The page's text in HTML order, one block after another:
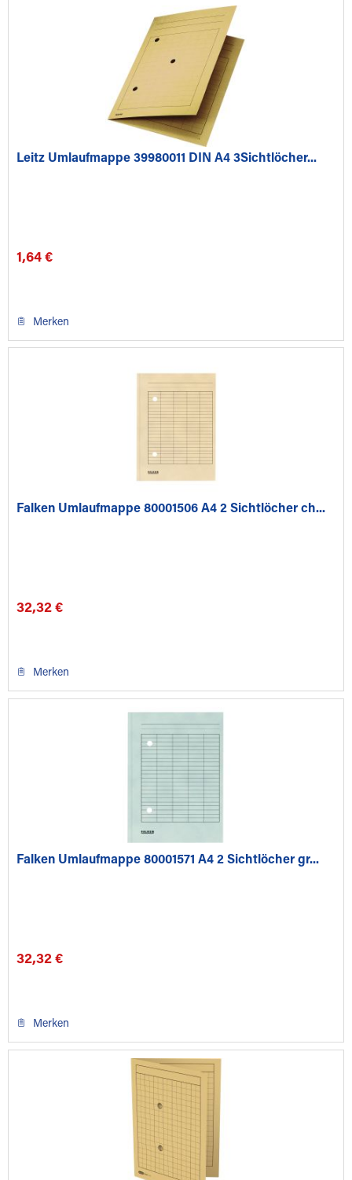
Leitz Umlaufmappe 39980011 DIN A4 3Sichtlöcher...
1,64 €
Merken
Falken Umlaufmappe 80001506 A4 2 Sichtlöcher ch...
32,32 €
Merken
Falken Umlaufmappe 80001571 A4 2 Sichtlöcher gr...
32,32 €
Merken